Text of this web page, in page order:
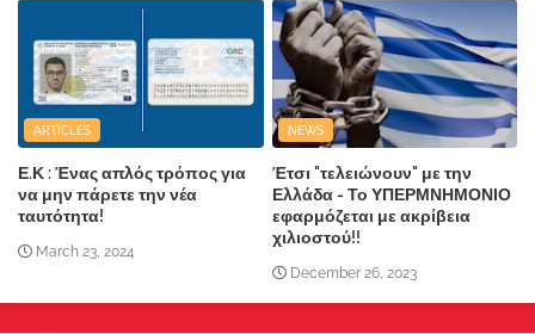
ARTICLES
Ε.Κ : Ένας απλός τρόπος για
να μην πάρετε την νέα
ταυτότητα!
March 23, 2024
NEWS
Έτσι "τελειώνουν" με την
Ελλάδα - Το ΥΠΕΡΜΝΗΜΟΝΙΟ
εφαρμόζεται με ακρίβεια
χιλιοστού!!
December 26, 2023